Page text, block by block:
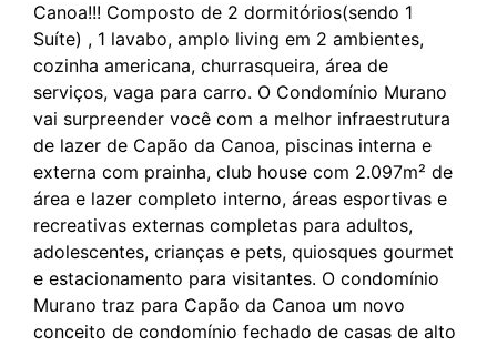
Canoa!!! Composto de 2 dormitórios(sendo 1
Suíte) , 1 lavabo, amplo living em 2 ambientes,
cozinha americana, churrasqueira, área de
serviços, vaga para carro. O Condomínio Murano
vai surpreender você com a melhor infraestrutura
de lazer de Capão da Canoa, piscinas interna e
externa com prainha, club house com 2.097m² de
área e lazer completo interno, áreas esportivas e
recreativas externas completas para adultos,
adolescentes, crianças e pets, quiosques gourmet
e estacionamento para visitantes. O condomínio
Murano traz para Capão da Canoa um novo
conceito de condomínio fechado de casas de alto